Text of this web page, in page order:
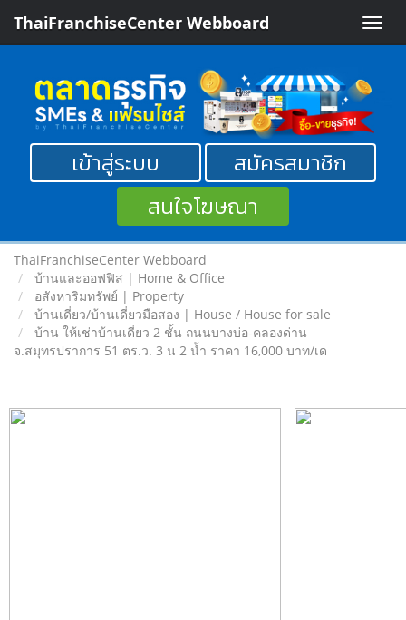
Toggle
ThaiFranchiseCenter Webboard
เข้าสู่ระบบ
สมัครสมาชิก
สนใจโฆษณา
ThaiFranchiseCenter Webboard
บ้านและออฟฟิส | Home & Office
อสังหาริมทรัพย์ | Property
บ้านเดี่ยว/บ้านเดี่ยวมือสอง | House / House for sale
บ้าน ให้เช่าบ้านเดี่ยว 2 ชั้น ถนนบางบ่อ-คลองด่าน
จ.สมุทรปราการ 51 ตร.ว. 3 น 2 น้ำ ราคา 16,000 บาท/เด